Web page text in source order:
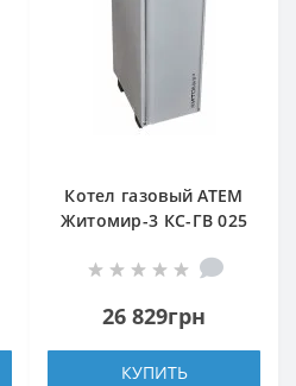
Котел газовый АТЕМ
Житомир-3 КС-ГВ 025
26 829грн
КУПИТЬ